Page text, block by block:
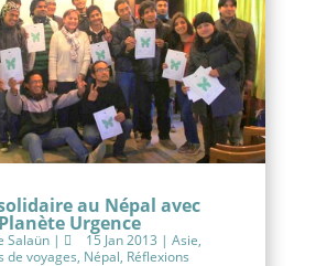
au Népal avec
Planète Urgence
Salaün | 15 Jan 2013 |Asie,
de voyages, Népal, Réflexions